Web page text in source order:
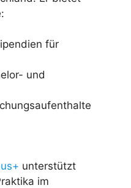
für
und
unterstützt
im